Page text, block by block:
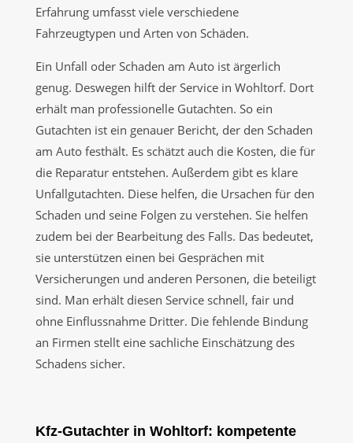
Erfahrung umfasst viele verschiedene
Fahrzeugtypen und Arten von Schäden.
Ein Unfall oder Schaden am Auto ist ärgerlich
genug. Deswegen hilft der Service in Wohltorf. Dort
erhält man professionelle Gutachten. So ein
Gutachten ist ein genauer Bericht, der den Schaden
am Auto festhält. Es schätzt auch die Kosten, die für
die Reparatur entstehen. Außerdem gibt es klare
Unfallgutachten. Diese helfen, die Ursachen für den
Schaden und seine Folgen zu verstehen. Sie helfen
zudem bei der Bearbeitung des Falls. Das bedeutet,
sie unterstützen einen bei Gesprächen mit
Versicherungen und anderen Personen, die beteiligt
sind. Man erhält diesen Service schnell, fair und
ohne Einflussnahme Dritter. Die fehlende Bindung
an Firmen stellt eine sachliche Einschätzung des
Schadens sicher.
Kfz-Gutachter in Wohltorf: kompetente